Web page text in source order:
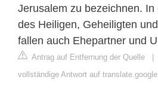
Jerusalem zu bezeichnen.
des Heiligen, Geheiligten
fallen auch Ehepartner und
Antrag auf Entfernung der Quelle |
vollständige Antwort auf